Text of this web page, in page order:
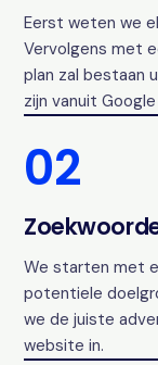
Eerst weten we
Vervolgens met
plan zal bestaan
zijn vanuit
02
We starten met
potentiele
we de juiste
website in.